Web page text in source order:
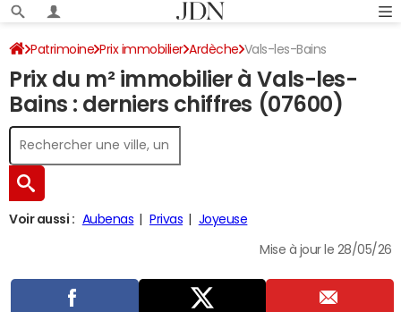
Patrimoine Prix immobilier Ardèche Vals-les-Bains
Prix du m² immobilier à Vals-les-
Bains : derniers chiffres (07600)
Voir aussi : Aubenas Privas Joyeuse
Mise à jour le 28/05/26